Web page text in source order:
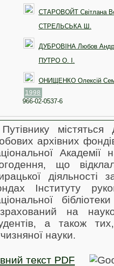
СТАРОВОЙТ Світлана
СТРЕЛЬСЬКА Ш.
ДУБРОВІНА Любов
ПУТРО О. І.
ОНИЩЕНКО Олексій
1998
966-02-0537-6
архівних
Академії
що
Інституту
на
а також
науки.
текст PDF